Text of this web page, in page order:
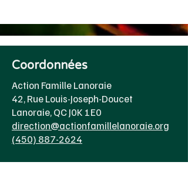
Coordonnées
Action Famille Lanoraie
42, Rue Louis-Joseph-Doucet
Lanoraie, QC J0K 1E0
direction@actionfamillelanoraie.org
(450) 887-2624